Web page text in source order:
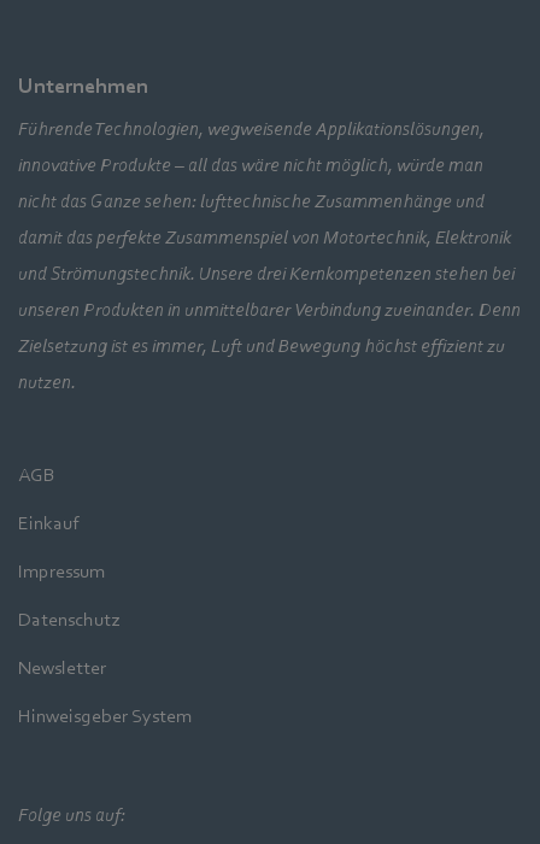
Unternehmen
Führende Technologien, wegweisende Applikationslösungen,
innovative Produkte – all das wäre nicht möglich, würde man
nicht das Ganze sehen: lufttechnische Zusammenhänge und
damit das perfekte Zusammenspiel von Motortechnik, Elektronik
und Strömungstechnik. Unsere drei Kernkompetenzen stehen bei
unseren Produkten in unmittelbarer Verbindung zueinander. Denn
Zielsetzung ist es immer, Luft und Bewegung höchst effizient zu
nutzen.
AGB
Einkauf
Impressum
Datenschutz
Newsletter
Hinweisgeber System
Folge uns auf: